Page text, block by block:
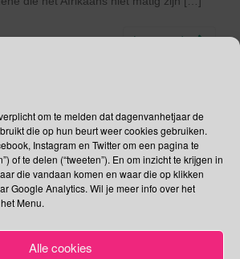
om te melden dat dagenvanhetjaar de
die op hun beurt weer cookies gebruiken.
Instagram en Twitter om een pagina te
of te delen (“tweeten”). En om inzicht te krijgen in
die vandaan komen en waar die op klikken
Google Analytics. Wil je meer info over het
Menu.
Alle cookies
Lees verder
– Wereld
Gina Makken